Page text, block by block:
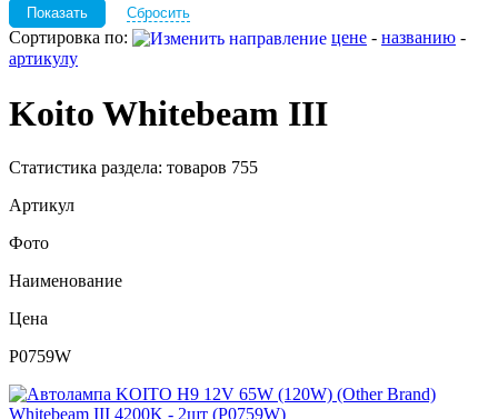
Сбросить
Сортировка по: цене - названию -
артикулу
Koito Whitebeam III
Статистика раздела: товаров 755
Артикул
Фото
Наименование
Цена
P0759W